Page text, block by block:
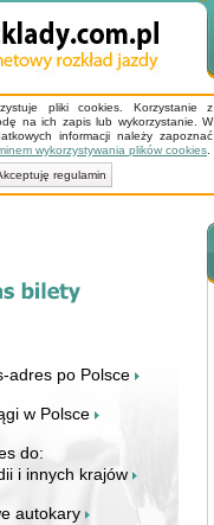
pliki cookies. Korzystanie z
na ich zapis lub wykorzystanie. W
informacji należy zapoznać
wykorzystywania plików cookies
regulamin
adres po Polsce
w Polsce
do:
i innych krajów
autokary